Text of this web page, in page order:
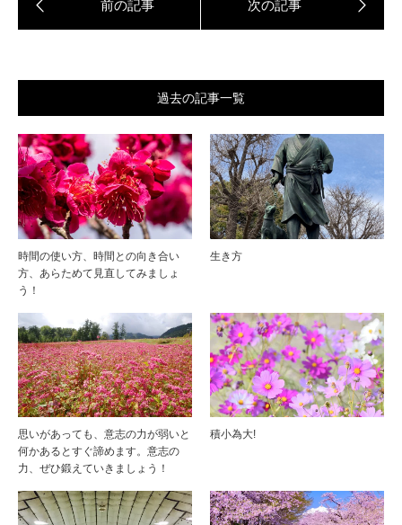
過去の記事一覧
時間の使い方、時間との向き合い
方、あらためて見直してみましょ
う！
生き方
思いがあっても、意志の力が弱いと
何かあるとすぐ諦めます。意志の
力、ぜひ鍛えていきましょう！
積小為大!